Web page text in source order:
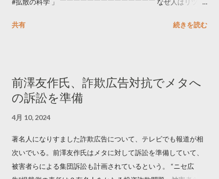
#拡散の科学 」 ￣￣￣￣￣￣￣￣￣￣￣￣￣￣ なぜ人はリツイ
学しました。 ー バズの目安は1300リツイート ー 人は16の熱量
トするのか？ https://marketing.twitter.com/ja/insights/kakusan
共有 続きを読む
前澤友作氏、詐欺広告対抗でメタへ
の訴訟を準備
4月 10, 2024
著名人になりすました詐欺広告について、テレビでも報道が相
次いでいる。前澤友作氏はメタに対して訴訟を準備していて、
被害者らによる集団訴訟も計画されているという。 “ニセ広